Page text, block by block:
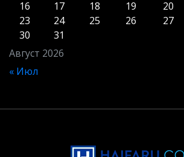
Август 2026
16
17 18 19 20
23
24 25 26 27
30
31
« Июл